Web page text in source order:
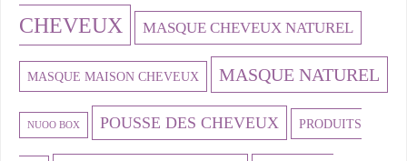
CHEVEUX
MASQUE CHEVEUX NATUREL
MASQUE MAISON CHEVEUX MASQUE NATUREL
NUOO BOX POUSSE DES CHEVEUX PRODUITS